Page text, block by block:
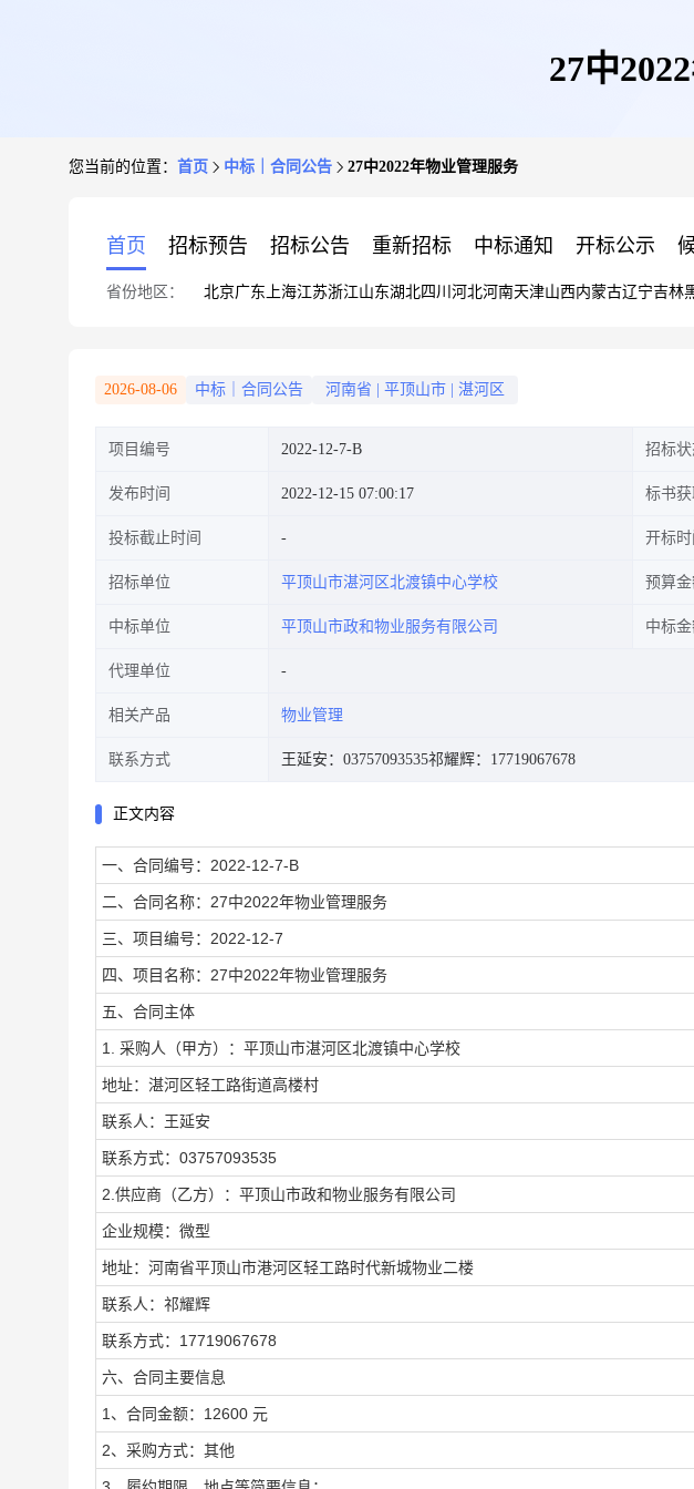
27中
您当前的位置： 首页 中标｜合同公告 27中2022年物业管理服务
首页 招标预告 招标公告 重新招标 中标通知 开标公示
省份地区： 北京广东 上海江苏浙江山东湖北四川 河北河南天津山西内蒙古辽宁吉林
2026-08-06 中标｜合同公告 河南省 平顶山市 湛河区
项目编号 2022-12-7-B 招标
发布时间 2022-12-15 07:00:17 标书获
投标截止时间 开标时
招标单位 平顶山市湛河区北渡镇中心学校 预算金
中标单位 平顶山市政和物业服务有限公司 中标金
代理单位
相关产品 物业管理
联系方式 王延安：03757093535祁耀辉：17719067678
正文内容
一、合同编号：2022-12-7-B
二、合同名称：27中2022年物业管理服务
三、项目编号：2022-12-7
四、项目名称：27中2022年物业管理服务
五、合同主体
1. 采购人（甲方）：平顶山市湛河区北渡镇中心学校
地址：湛河区轻工路街道高楼村
联系人：王延安
联系方式：03757093535
2.供应商（乙方）：平顶山市政和物业服务有限公司
企业规模：微型
地址：河南省平顶山市港河区轻工路时代新城物业二楼
联系人：祁耀辉
联系方式：17719067678
六、合同主要信息
1、合同金额：12600 元
2、采购方式：其他